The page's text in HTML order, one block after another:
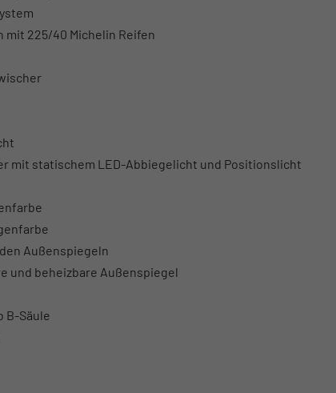
mit 225/40 Michelin Reifen
mit statischem LED-Abbiegelicht und Positionslicht
Außenspiegeln
und beheizbare Außenspiegel
B-Säule